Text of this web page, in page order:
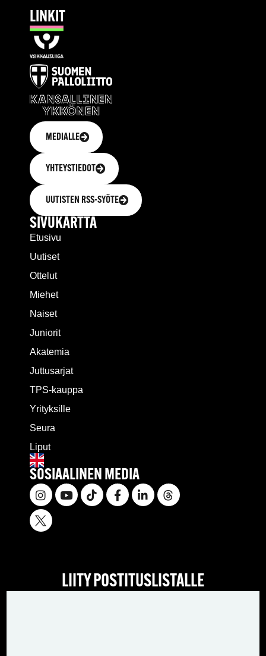
LINKIT
MEDIALLE
YHTEYSTIEDOT
UUTISTEN RSS-SYÖTE
SIVUKARTTA
Etusivu
Uutiset
Ottelut
Miehet
Naiset
Juniorit
Akatemia
Juttusarjat
TPS-kauppa
Yrityksille
Seura
Liput
SOSIAALINEN MEDIA
LIITY POSTITUSLISTALLE